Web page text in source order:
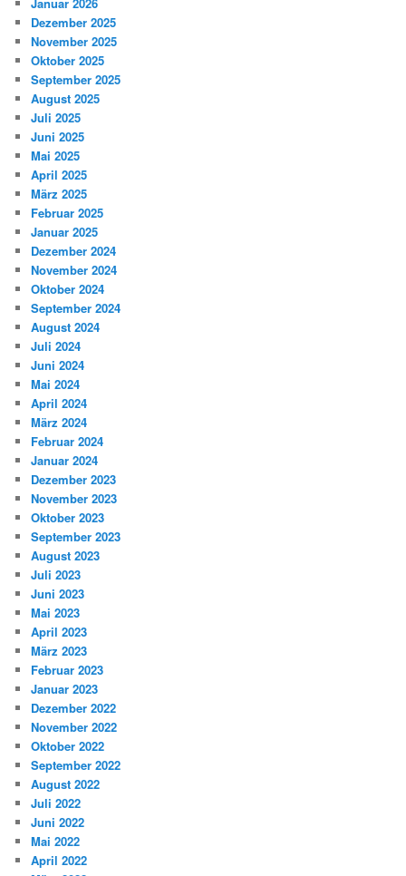
Dezember 2025
November 2025
Oktober 2025
September 2025
August 2025
Juli 2025
Juni 2025
Mai 2025
April 2025
März 2025
Februar 2025
Januar 2025
Dezember 2024
November 2024
Oktober 2024
September 2024
August 2024
Juli 2024
Juni 2024
Mai 2024
April 2024
März 2024
Februar 2024
Januar 2024
Dezember 2023
November 2023
Oktober 2023
September 2023
August 2023
Juli 2023
Juni 2023
Mai 2023
April 2023
März 2023
Februar 2023
Januar 2023
Dezember 2022
November 2022
Oktober 2022
September 2022
August 2022
Juli 2022
Juni 2022
Mai 2022
April 2022